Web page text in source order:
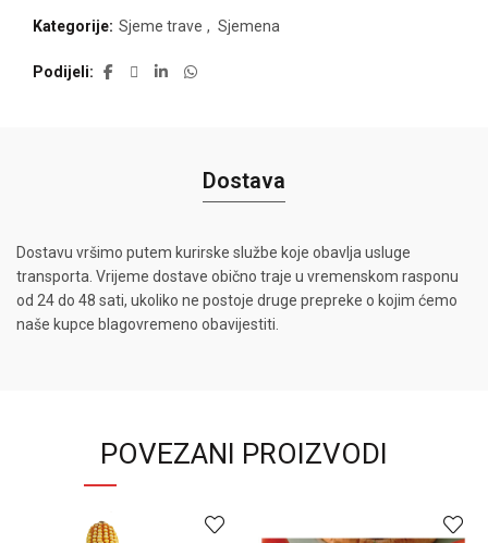
Kategorije: Sjeme trave , Sjemena
Podijeli
Dostava
Dostavu vršimo putem kurirske službe koje obavlja usluge
transporta. Vrijeme dostave obično traje u vremenskom rasponu
od 24 do 48 sati, ukoliko ne postoje druge prepreke o kojim ćemo
naše kupce blagovremeno obavijestiti.
POVEZANI PROIZVODI